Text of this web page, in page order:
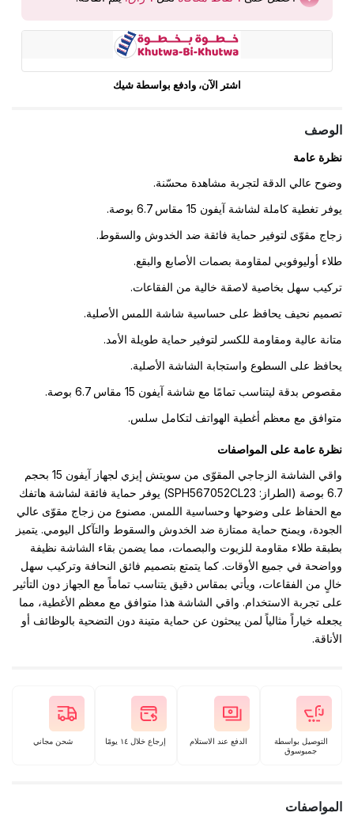
اشتر الآن، وادفع بواسطة شيك
الوصف
نظرة عامة
وضوح عالي الدقة لتجربة مشاهدة محسّنة.
يوفر تغطية كاملة لشاشة آيفون 15 مقاس 6.7 بوصة.
زجاج مقوّى لتوفير حماية فائقة ضد الخدوش والسقوط.
طلاء أوليوفوبي لمقاومة بصمات الأصابع والبقع.
تركيب سهل بخاصية لاصقة خالية من الفقاعات.
تصميم نحيف يحافظ على حساسية شاشة اللمس الأصلية.
متانة عالية ومقاومة للكسر لتوفير حماية طويلة الأمد.
يحافظ على السطوع واستجابة الشاشة الأصلية.
مقصوص بدقة ليتناسب تمامًا مع شاشة آيفون 15 مقاس 6.7 بوصة.
متوافق مع معظم أغطية الهواتف لتكامل سلس.
نظرة عامة على المواصفات
واقي الشاشة الزجاجي المقوّى من سويتش إيزي لجهاز آيفون 15 بحجم
6.7 بوصة (الطراز: SPH567052CL23) يوفر حماية فائقة لشاشة هاتفك
مع الحفاظ على وضوحها وحساسية اللمس. مصنوع من زجاج مقوّى عالي
الجودة، ويمنح حماية ممتازة ضد الخدوش والسقوط والتآكل اليومي. يتميز
بطبقة طلاء مقاومة للزيوت والبصمات، مما يضمن بقاء الشاشة نظيفة
وواضحة في جميع الأوقات. كما يتمتع بتصميم فائق النحافة وتركيب سهل
خالٍ من الفقاعات، ويأتي بمقاس دقيق يتناسب تماماً مع الجهاز دون التأثير
على تجربة الاستخدام. واقي الشاشة هذا متوافق مع معظم الأغطية، مما
يجعله خياراً مثالياً لمن يبحثون عن حماية متينة دون التضحية بالوظائف أو
الأناقة.
التوصيل بواسطة
جمبوسوق
الدفع عند الاستلام إرجاع خلال ١٤ يومًا شحن مجاني
المواصفات